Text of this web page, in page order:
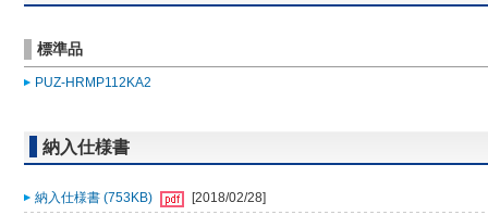
標準品
PUZ-HRMP112KA2
納入仕様書
納入仕様書 (753KB) [2018/02/28]